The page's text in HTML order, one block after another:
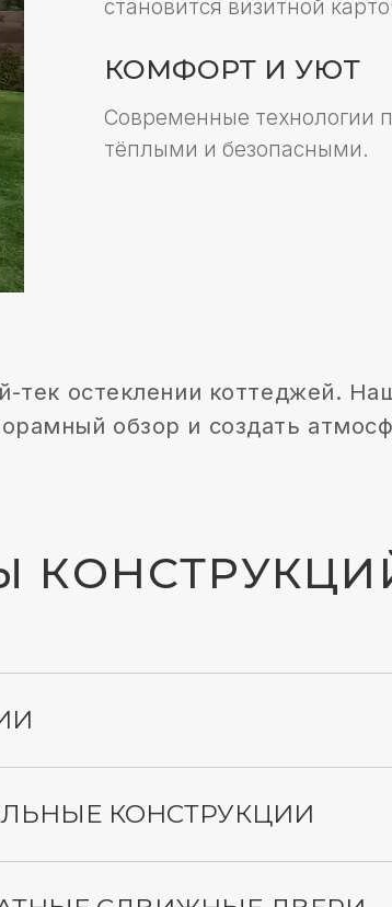
Современные технологии позволяют
коттеджей. Наши
обзор и создать атмосферу
КОНСТРУКЦИИ